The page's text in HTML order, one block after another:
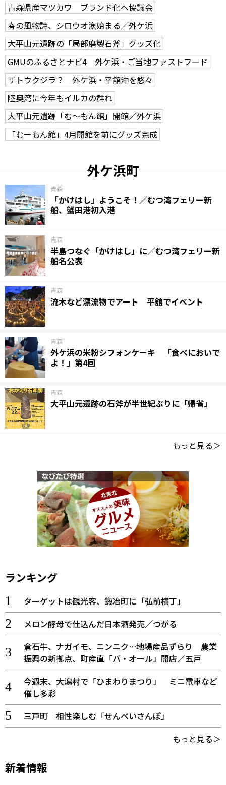
青森県産マツカワ ブランド化へ協議会
春の風物詩、シロウオ漁始まる／外ケ浜
大平山元遺跡の「局部磨製石斧」グッズ化
GMUのふるさとナビ4 外ケ浜・ご当地ファストフード
ザトウクジラ？ 外ケ浜・平舘沖を悠々
陸奥湾に今年もイルカの群れ
大平山元遺跡「む～もん館」開館／外ケ浜
「むーもん館」4月開館を前にグッズ完成
外ケ浜町
青森
「かけはし」ようこそ！／むつ湾フェリー新
船、蟹田港初入港
青森
半島つなぐ「かけはし」に／むつ湾フェリー新
船名公表
青森
流木など漂流物でアート 平舘でイベント
青森
外ケ浜の米粉シフォンケーキ 「食べにおいで
よ！」第4回
青森
大平山元遺跡の石斧が半世紀ぶりに「帰省」
もっと見る＞
ランキング
ターゲットは観光客、鍛冶町に「弘前横丁」
メロン酵母で仕込んだ日本酒発売／つがる
倉石牛、ナガイモ、ニンニク…地場産品ずらり 農業
振興の新拠点、町産直「バ・オール」開店／五戸
今週末、大潟村で「ひまわりまつり」 ミニ電車など
催し多彩
三戸町 相性楽しむ「せんべいさんぽ」
もっと見る＞
新着情報